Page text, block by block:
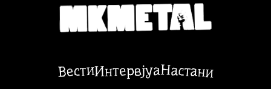
ВестиИнтервјуаНастани